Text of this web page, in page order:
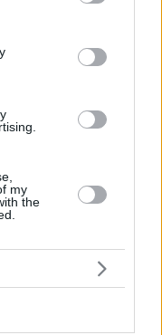
third-party tags to
in below Google
my
the
γιατί το
Elon, κάνει
χωρίς να